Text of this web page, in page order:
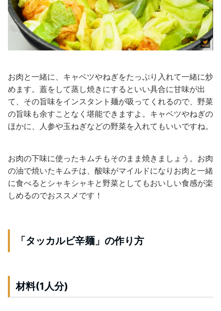
お肉と一緒に、キャベツやねぎをたっぷり入れて一緒に炒
めます。蓋をして蒸し焼きにするといい具合に甘味が出
て、その旨味をインスタント麺が吸ってくれるので、野菜
の旨味も余すことなく堪能できますよ。キャベツやねぎの
ほかに、人参や玉ねぎなどの野菜を入れてもいいですね。
お肉の下味に使ったキムチもそのまま焼きましょう。お肉
の油で焼いたキムチは、酸味がマイルドになりお肉と一緒
に食べるとシャキシャキと野菜としてもおいしい食感が楽
しめるのでおススメです！
「タッカルビ辛麺」の作り方
材料(1人分)